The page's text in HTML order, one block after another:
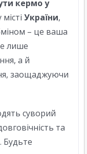
кермо у
України,
– це ваша
лише
а й
заощаджуючи
суворий
та
Будьте